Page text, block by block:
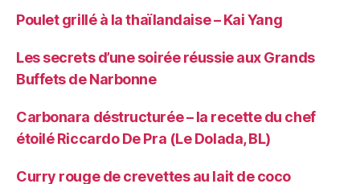
Poulet grillé à la thaïlandaise – Kai Yang
Les secrets d’une soirée réussie aux Grands
Buffets de Narbonne
Carbonara déstructurée – la recette du chef
étoilé Riccardo De Pra (Le Dolada, BL)
Curry rouge de crevettes au lait de coco